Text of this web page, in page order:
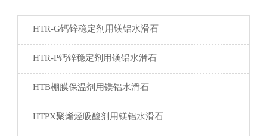
HTR-G钙锌稳定剂用镁铝水滑石
HTR-P钙锌稳定剂用镁铝水滑石
HTB棚膜保温剂用镁铝水滑石
HTPX聚烯烃吸酸剂用镁铝水滑石